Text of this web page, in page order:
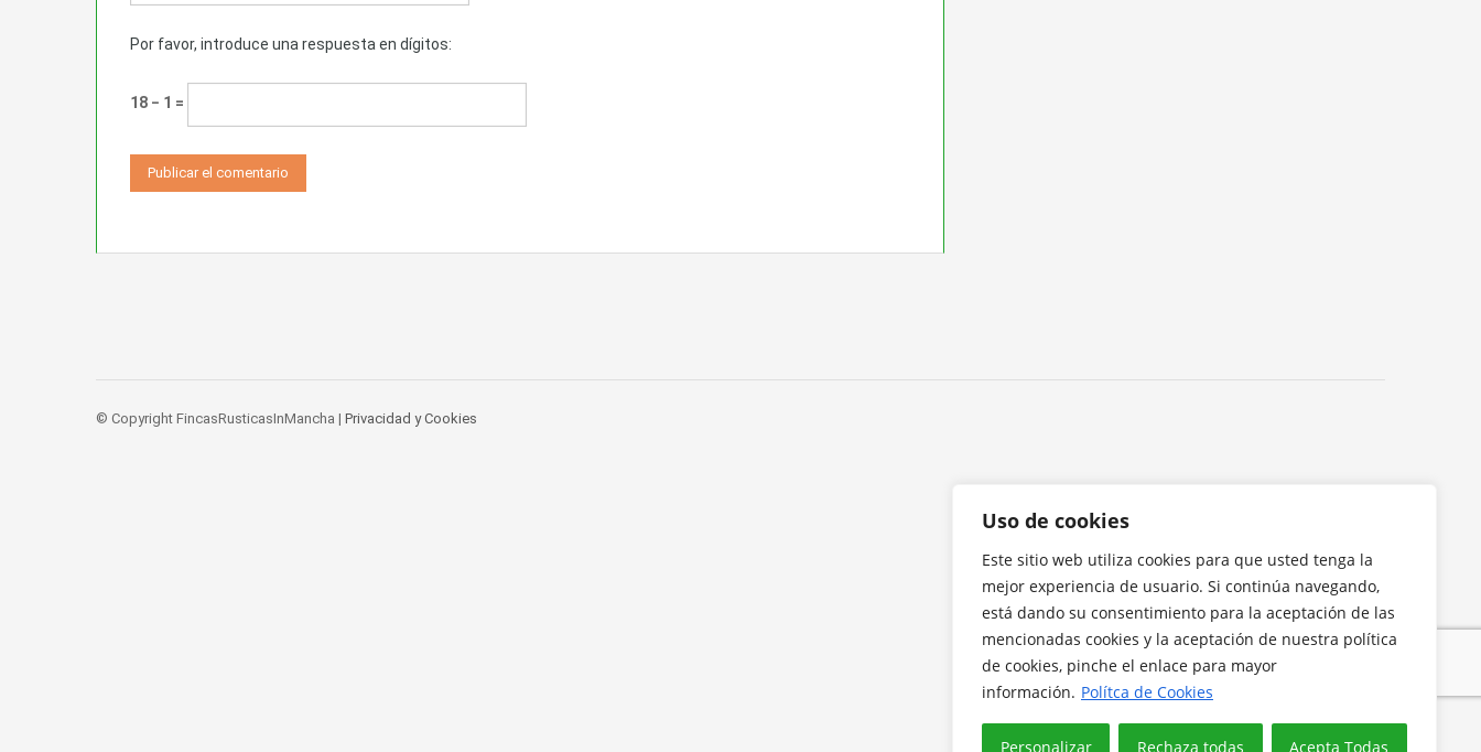
Uso de cookies
Este sitio web utiliza cookies para que usted tenga la
mejor experiencia de usuario. Si continúa navegando,
está dando su consentimiento para la aceptación de las
mencionadas cookies y la aceptación de nuestra política
de cookies, pinche el enlace para mayor
información. Polítca de Cookies
Personalizar Rechaza todas Acepta Todas
Por favor, introduce una respuesta en dígitos:
18 − 1 =
© Copyright FincasRusticasInMancha | Privacidad y Cookies